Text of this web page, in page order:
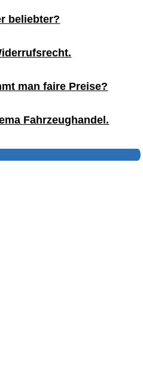
beliebter?
man faire Preise?
Fahrzeughandel.